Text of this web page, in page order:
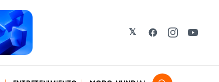
𝕏 Facebook
Instagram